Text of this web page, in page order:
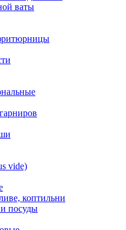
ваты
vide)
коптильни
посуды